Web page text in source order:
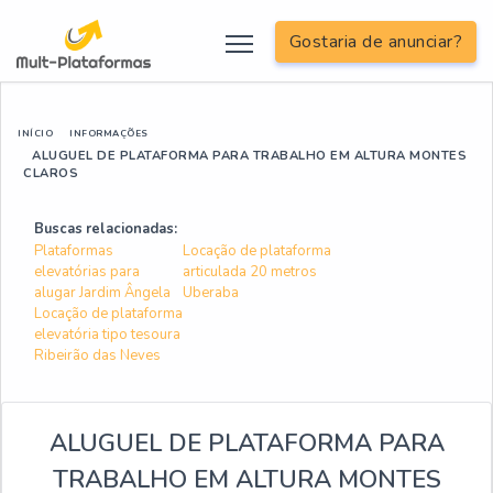
Gostaria de anunciar?
INÍCIO INFORMAÇÕES
ALUGUEL DE PLATAFORMA PARA TRABALHO EM ALTURA MONTES
CLAROS
Buscas relacionadas:
Plataformas
elevatórias para
alugar Jardim Ângela
Locação de plataforma
articulada 20 metros
Uberaba
Locação de plataforma
elevatória tipo tesoura
Ribeirão das Neves
ALUGUEL DE PLATAFORMA PARA
TRABALHO EM ALTURA MONTES